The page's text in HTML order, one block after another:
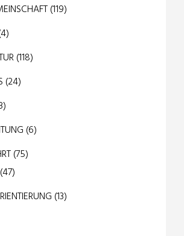
(119)
(118)
(24)
(6)
(75)
(47)
(13)